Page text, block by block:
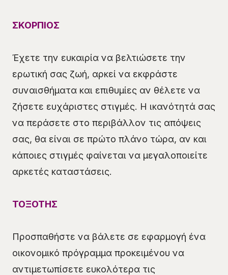
ΣΚΟΡΠΙΟΣ
Έχετε την ευκαιρία να βελτιώσετε την
ερωτική σας ζωή, αρκεί να εκφράστε
συναισθήματα και επιθυμίες αν θέλετε να
ζήσετε ευχάριστες στιγμές. Η ικανότητά σας
να περάσετε στο περιβάλλον τις απόψεις
σας, θα είναι σε πρώτο πλάνο τώρα, αν και
κάποιες στιγμές φαίνεται να μεγαλοποιείτε
αρκετές καταστάσεις.
ΤΟΞΟΤΗΣ
Προσπαθήστε να βάλετε σε εφαρμογή ένα
οικονομικό πρόγραμμα προκειμένου να
αντιμετωπίσετε ευκολότερα τις